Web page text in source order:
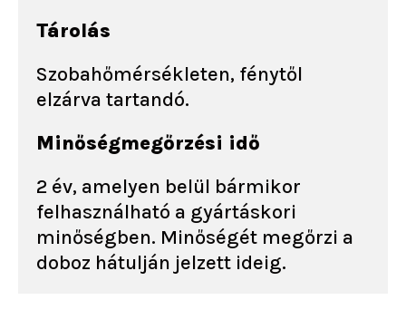
Tárolás
Szobahőmérsékleten, fénytől
elzárva tartandó.
Minőségmegőrzési idő
2 év, amelyen belül bármikor
felhasználható a gyártáskori
minőségben. Minőségét megőrzi a
doboz hátulján jelzett ideig.